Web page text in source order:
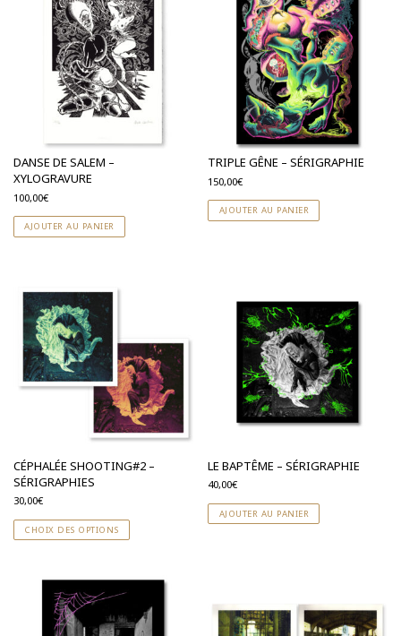
DANSE DE SALEM –
XYLOGRAVURE
100,00€
AJOUTER AU PANIER
TRIPLE GÊNE – SÉRIGRAPHIE
150,00€
AJOUTER AU PANIER
CÉPHALÉE SHOOTING#2 –
SÉRIGRAPHIES
30,00€
CHOIX DES OPTIONS
LE BAPTÊME – SÉRIGRAPHIE
40,00€
AJOUTER AU PANIER